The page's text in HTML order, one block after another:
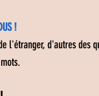
!
l'étranger, d'autres des